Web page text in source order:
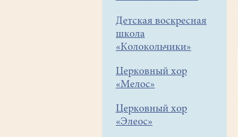
Детская воскресная
школа
«Колокольчики»
Церковный хор
«Мелос»
Церковный хор
«Элеос»